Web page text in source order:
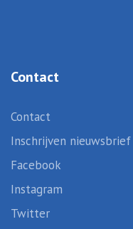
Contact
Contact
Inschrijven nieuwsbrief
Facebook
Instagram
Twitter